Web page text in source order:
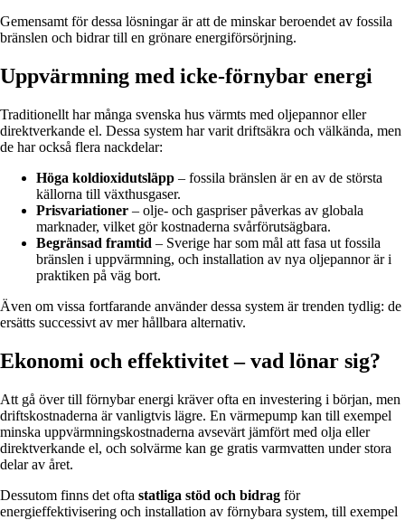
Gemensamt för dessa lösningar är att de minskar beroendet av fossila
bränslen och bidrar till en grönare energiförsörjning.
Uppvärmning med icke-förnybar energi
Traditionellt har många svenska hus värmts med oljepannor eller
direktverkande el. Dessa system har varit driftsäkra och välkända, men
de har också flera nackdelar:
Höga koldioxidutsläpp – fossila bränslen är en av de största
källorna till växthusgaser.
Prisvariationer – olje- och gaspriser påverkas av globala
marknader, vilket gör kostnaderna svårförutsägbara.
Begränsad framtid – Sverige har som mål att fasa ut fossila
bränslen i uppvärmning, och installation av nya oljepannor är i
praktiken på väg bort.
Även om vissa fortfarande använder dessa system är trenden tydlig: de
ersätts successivt av mer hållbara alternativ.
Ekonomi och effektivitet – vad lönar sig?
Att gå över till förnybar energi kräver ofta en investering i början, men
driftskostnaderna är vanligtvis lägre. En värmepump kan till exempel
minska uppvärmningskostnaderna avsevärt jämfört med olja eller
direktverkande el, och solvärme kan ge gratis varmvatten under stora
delar av året.
Dessutom finns det ofta statliga stöd och bidrag för
energieffektivisering och installation av förnybara system, till exempel